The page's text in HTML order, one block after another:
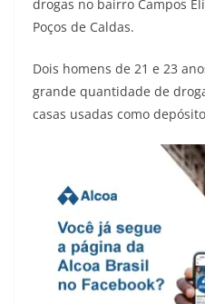
drogas no bairro Campos
Poços de Caldas.
Dois homens de 21 e 23
grande quantidade de
casas usadas como